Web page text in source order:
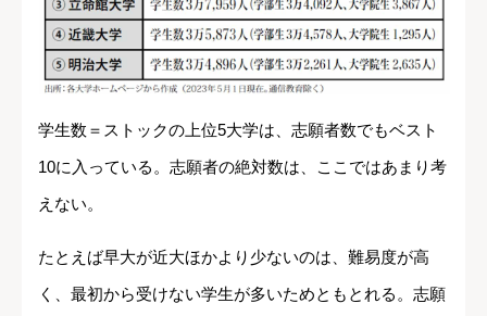
学生数＝ストックの上位5大学は、志願者数でもベスト
10に入っている。志願者の絶対数は、ここではあまり考
えない。
たとえば早大が近大ほかより少ないのは、難易度が高
く、最初から受けない学生が多いためともとれる。志願